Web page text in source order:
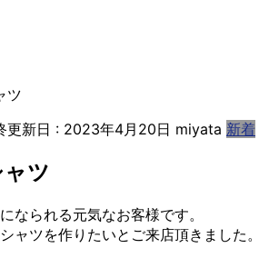
ツ
更新日 : 2023年4月20日 miyata 新着
ャツ
なられる元気なお客様です。
ャツを作りたいとご来店頂きました。